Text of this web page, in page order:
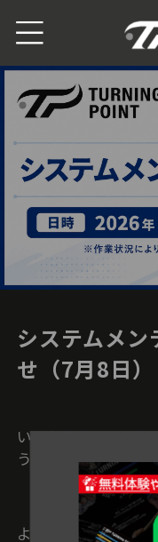
システムメン
せ（7月8日）
いつもTURNING
うございます。
より快適にサービ